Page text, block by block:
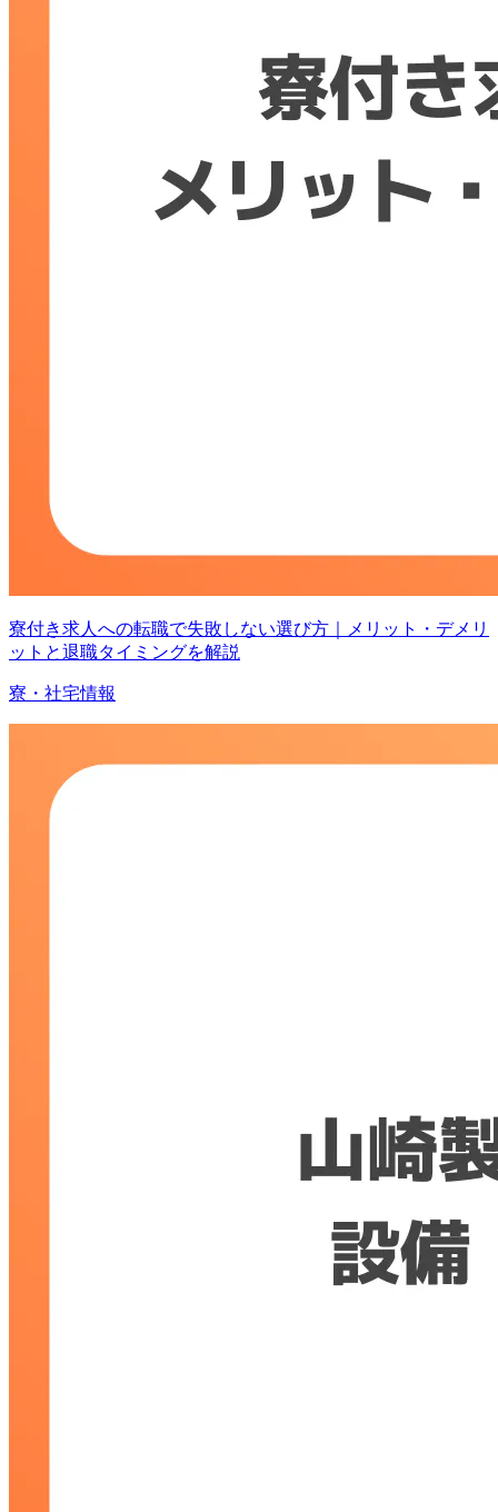
寮付き求人への転職で失敗しない選び方｜メリット・デメリ
ットと退職タイミングを解説
寮・社宅情報